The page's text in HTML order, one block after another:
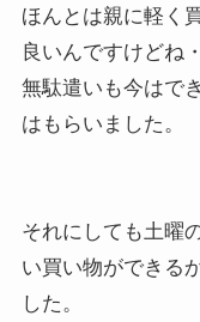
ほんとは親に軽く
良いんですけどね
無駄遣いも今はで
はもらいました。
それにしても土曜
い買い物ができる
した。